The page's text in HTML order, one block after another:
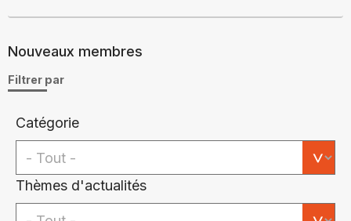
Nouveaux membres
Filtrer par
Catégorie
Thèmes d'actualités